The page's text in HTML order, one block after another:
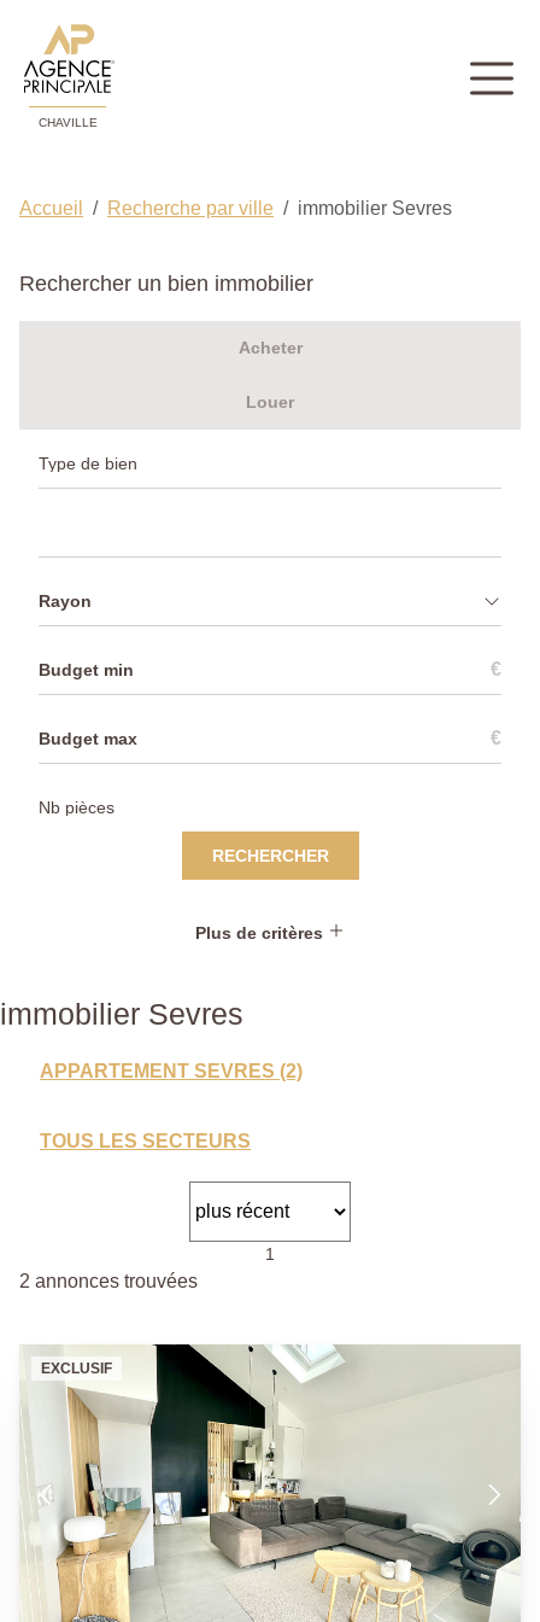
CHAVILLE
Accueil Recherche par ville immobilier Sevres
Rechercher un bien immobilier
Acheter
Louer
Rayon
€
€
RECHERCHER
Plus de critères
immobilier Sevres
APPARTEMENT SEVRES (2)
TOUS LES SECTEURS
1
2 annonces trouvées
EXCLUSIF